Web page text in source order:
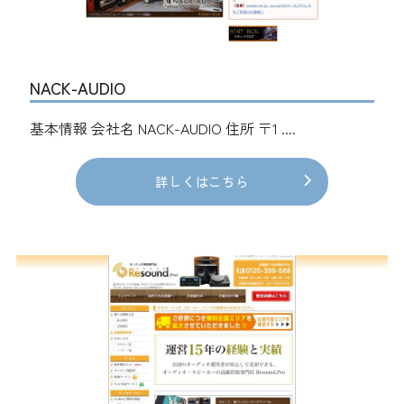
NACK-AUDIO
基本情報 会社名 NACK-AUDIO 住所 〒1 ....
詳しくはこちら